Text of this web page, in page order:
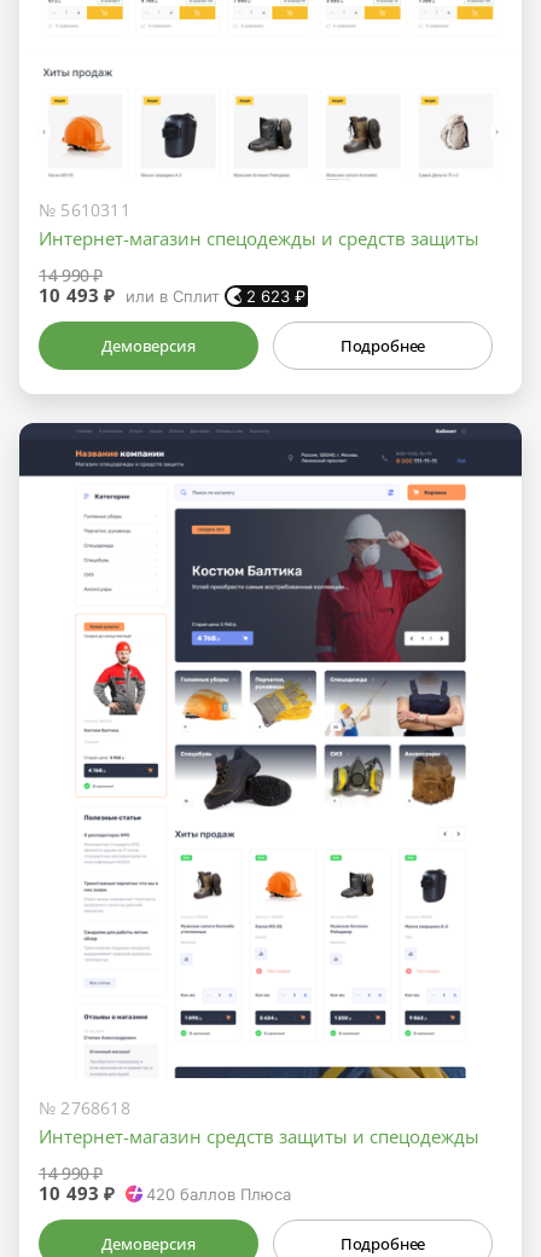
№ 5610311
Интернет-магазин спецодежды и средств защиты
14 990 ₽
10 493 ₽ или в Сплит 2 623₽
Демоверсия Подробнее
№ 2768618
Интернет-магазин средств защиты и спецодежды
14 990 ₽
10 493 ₽ 420баллов Плюса
Демоверсия Подробнее